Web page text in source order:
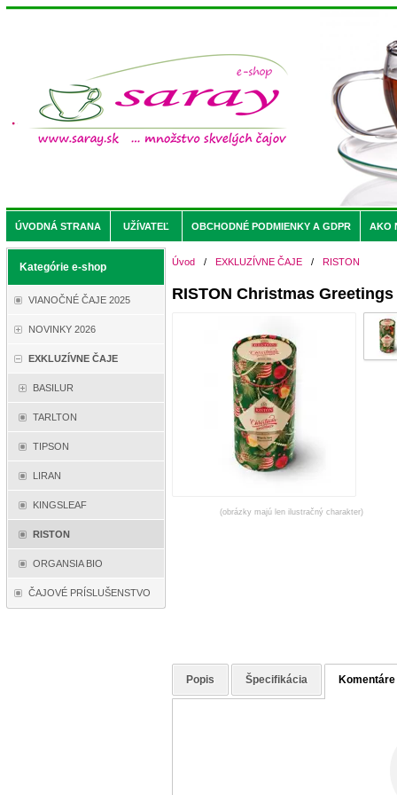
ÚVODNÁ STRANA UŽÍVATEĽ OBCHODNÉ PODMIENKY A GDPR AKO
Kategórie e-shop
VIANOČNÉ ČAJE 2025
NOVINKY 2026
EXKLUZÍVNE ČAJE
BASILUR
TARLTON
TIPSON
LIRAN
KINGSLEAF
RISTON
ORGANSIA BIO
ČAJOVÉ PRÍSLUŠENSTVO
Úvod / EXKLUZÍVNE ČAJE / RISTON
RISTON Christmas
(obrázky majú len ilustračný charakter)
Popis Špecifikácia Komentáre